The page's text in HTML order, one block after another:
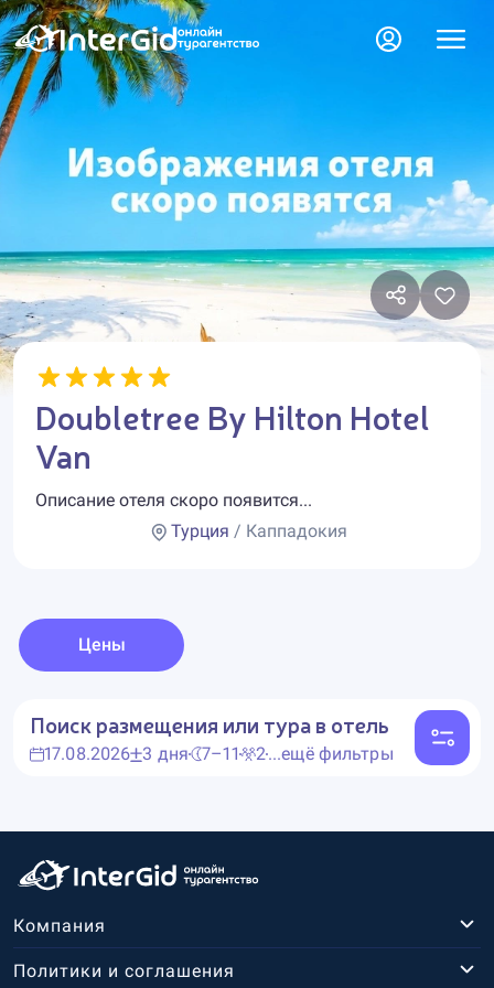
Doubletree By Hilton Hotel
Van
Описание отеля скоро появится...
Турция / Каппадокия
Цены
Поиск размещения или тура в отель
17.08.2026 3 дня 7–11 2...ещё фильтры
Компания
Политики и соглашения